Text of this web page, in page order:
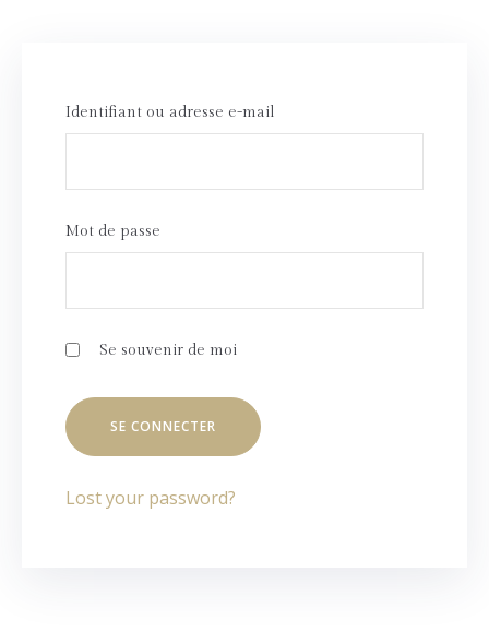
Identifiant ou adresse e-mail
Mot de passe
Se souvenir de moi
Lost your password?